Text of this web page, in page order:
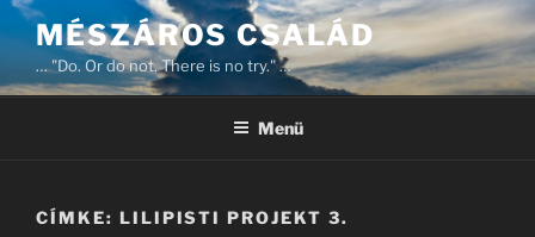
Tartalomhoz
MÉSZÁROS CSALÁD
… "Do. Or do not. There is no try." …
Menü
CÍMKE: LILIPISTI PROJEKT 3.